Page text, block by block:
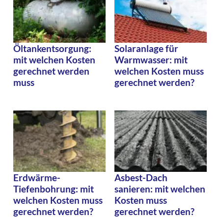
Öltankentsorgung:
mit welchen Kosten
gerechnet werden
muss
Solaranlage für
Warmwasser: mit
welchen Kosten muss
gerechnet werden?
Erdwärme-
Tiefenbohrung: mit
welchen Kosten muss
gerechnet werden?
Asbest-Dach
sanieren: mit welchen
Kosten muss
gerechnet werden?